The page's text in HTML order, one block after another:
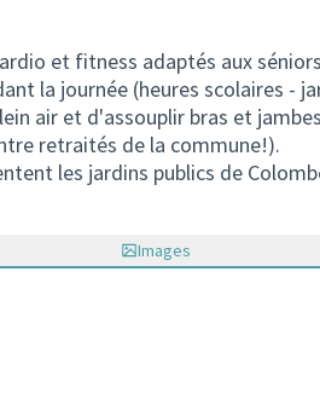
et fitness adaptés aux
la journée (heures scolaires -
air et d'assouplir bras et
retraités de la commune!).
les jardins publics de
Images